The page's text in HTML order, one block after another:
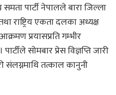
समता पार्टी नेपालले बारा जिल्ला
राष्ट्रिय एकता दलका अध्यक्ष
प्रयासप्रति गम्भीर
सोमबार प्रेस विज्ञप्ति जारी
संलग्नमाथि तत्काल कानुनी